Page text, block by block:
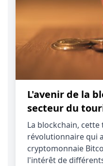
L'avenir de la
secteur du
La blockchain,
révolutionnaire qui
cryptomonnaie
l'intérêt de